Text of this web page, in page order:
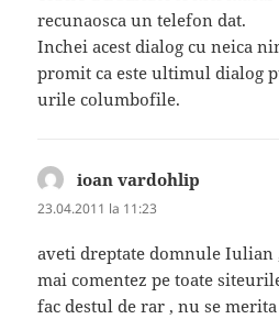
recunaosca un telefon dat.
Inchei acest dialog cu neica
promit ca este ultimul dialog
urile columbofile.
ioan vardohlip
23.04.2011 la 11:23
aveti dreptate domnule Iulian
mai comentez pe toate
fac destul de rar , nu se merita